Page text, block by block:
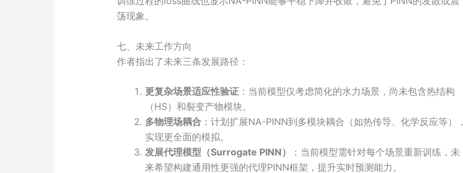
荡现象。
七、未来工作方向
作者指出了未来三条发展路径：
更复杂场景适应性验证：当前模型仅考虑简化的水力场景，尚未包含热结构
（HS）和裂变产物模块。
多物理场耦合：计划扩展NA-PINN到多模块耦合（如热传导、化学反应等），
实现更全面的模拟。
发展代理模型（Surrogate PINN）
：当前模型需针对每个场景重新训练，未
来希望构建通用性更强的代理PINN框架，提升实时预测能力。